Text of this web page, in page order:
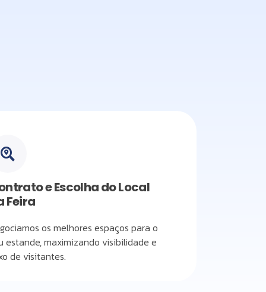
e Escolha do Local
Feira
os melhores espaços para o
estande, maximizando visibilidade e
de visitantes.